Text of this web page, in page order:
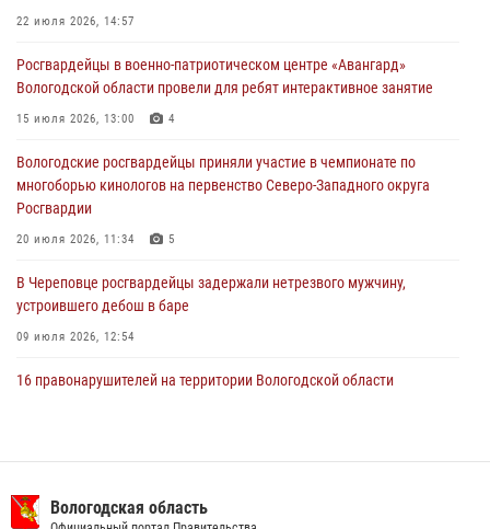
В Вологде стартовал Чемпионат Северо-Западного округа
29 июля 2026, 13:20
В Вологде росгвардейцы задержали мужчину, подозреваемого в
29 июля 2026, 09:08
22 июля 2026, 14:57
Росгвардейцы в военно-патриотическом центре «Авангард»
Вологодской области провели для ребят интерактивное занятие
15 июля 2026, 13:00 4
Вологодские росгвардейцы приняли участие в чемпионате по
многоборью кинологов на первенство Северо-Западного округа
Росгвардии
20 июля 2026, 11:34 5
В Череповце росгвардейцы задержали нетрезвого мужчину,
устроившего дебош в баре
09 июля 2026, 12:54
16 правонарушителей на территории Вологодской области
В Великом Устюге росгвардейцы задержали мужчин, устроивших
стрельбу
Вологодская область